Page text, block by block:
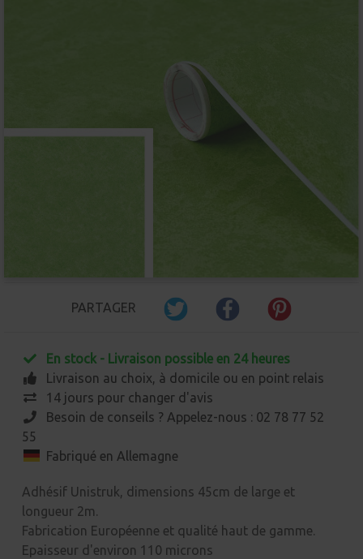
PARTAGER
En stock - Livraison possible en 24 heures
Livraison au choix, à domicile ou en point relais
14 jours pour changer d'avis
Besoin de conseils ? Appelez-nous : 02 78 77 52
55
Fabriqué en Allemagne
Adhésif Unistruk, dimensions 45cm de large et
longueur 2m.
Fabrication Européenne et qualité haut de gamme.
Epaisseur d'environ 110 microns